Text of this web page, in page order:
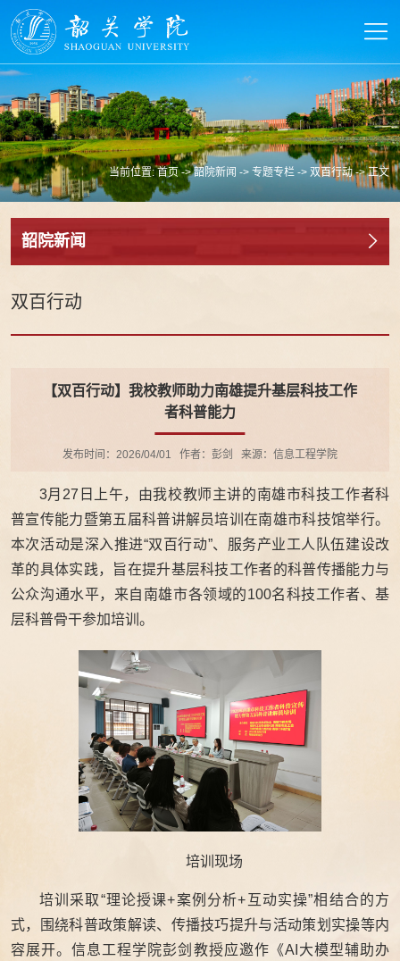
当前位置:首页->韶院新闻 ->专题专栏 ->双百行动-> 正文
韶院新闻
双百行动
【双百行动】我校教师助力南雄提升基层科技工作
者科普能力
发布时间：2026/04/01 作者：彭剑 来源：信息工程学院
3月27日上午，由我校教师主讲的南雄市科技工作者科
普宣传能力暨第五届科普讲解员培训在南雄市科技馆举行。
本次活动是深入推进“双百行动”、服务产业工人队伍建设改
革的具体实践，旨在提升基层科技工作者的科普传播能力与
公众沟通水平，来自南雄市各领域的100名科技工作者、基
层科普骨干参加培训。
培训现场
培训采取“理论授课+案例分析+互动实操”相结合的方
式，围绕科普政策解读、传播技巧提升与活动策划实操等内
容展开。信息工程学院彭剑教授应邀作《AI大模型辅助办